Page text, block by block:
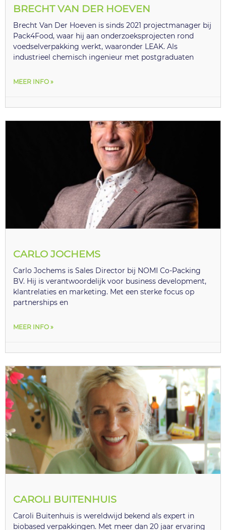
BRECHT VAN DER HOEVEN
Brecht Van Der Hoeven is sinds 2021 projectmanager bij
Pack4Food, waar hij aan onderzoeksprojecten rond
voedselverpakking werkt, waaronder LEAK. Als
industrieel chemisch ingenieur met postgraduaten
MEER INFO »
CARLO JOCHEMS
Carlo Jochems is Sales Director bij NOMI Co-Packing
BV. Hij is verantwoordelijk voor business development,
klantrelaties en marketing. Met een sterke focus op
partnerships en
MEER INFO »
CAROLI BUITENHUIS
Caroli Buitenhuis is wereldwijd bekend als expert in
biobased verpakkingen. Met meer dan 20 jaar ervaring